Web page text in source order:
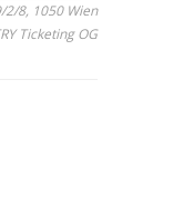
2/8, 1050 Wien
Ticketing OG